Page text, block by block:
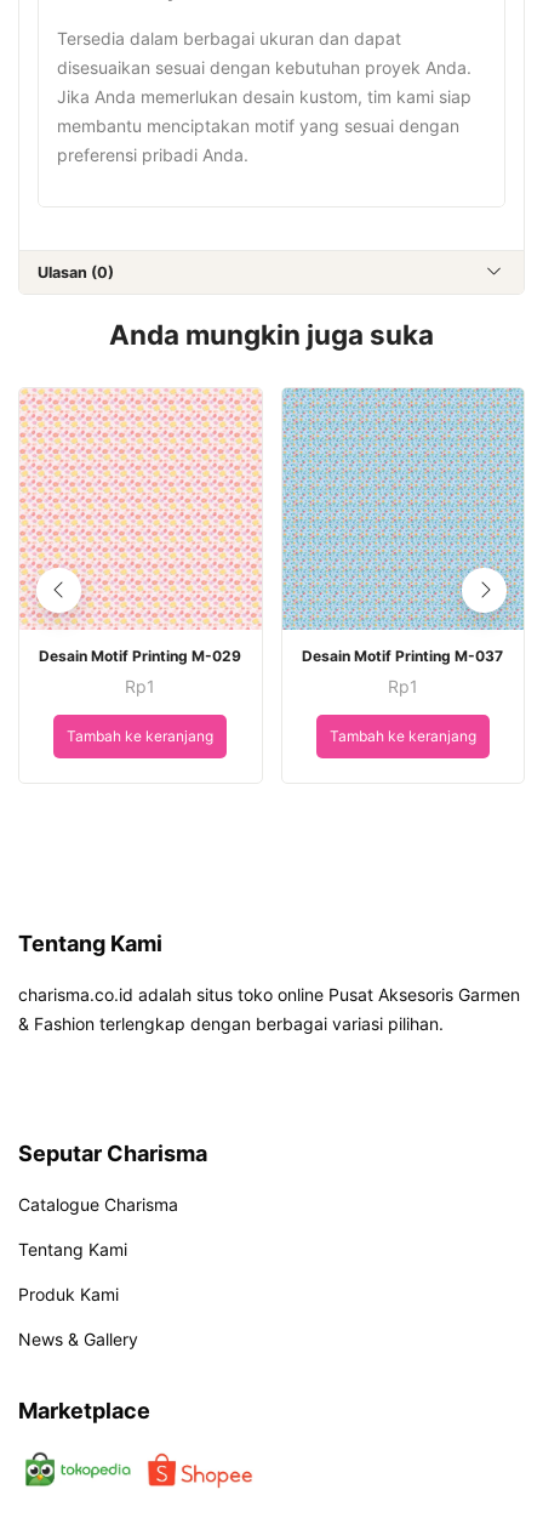
Tersedia dalam berbagai ukuran dan dapat
disesuaikan sesuai dengan kebutuhan proyek Anda.
Jika Anda memerlukan desain kustom, tim kami siap
membantu menciptakan motif yang sesuai dengan
preferensi pribadi Anda.
Ulasan (0)
Anda mungkin juga suka
Desain Motif Printing M-029
Rp1
Tambah ke keranjang
Desain Motif Printing M-037
Rp1
Tambah ke keranjang
Tentang Kami
charisma.co.id adalah situs toko online Pusat Aksesoris Garmen
& Fashion terlengkap dengan berbagai variasi pilihan.
Seputar Charisma
Catalogue Charisma
Tentang Kami
Produk Kami
News & Gallery
Marketplace